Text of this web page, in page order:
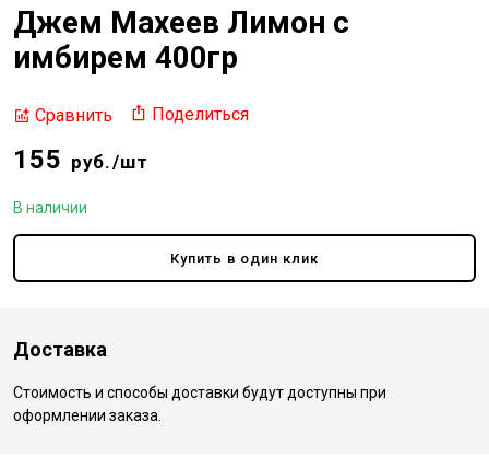
Джем Махеев Лимон с
имбирем 400гр
Сравнить Поделиться
155 руб./шт
В наличии
Купить в один клик
Доставка
Стоимость и способы доставки будут доступны при
оформлении заказа.